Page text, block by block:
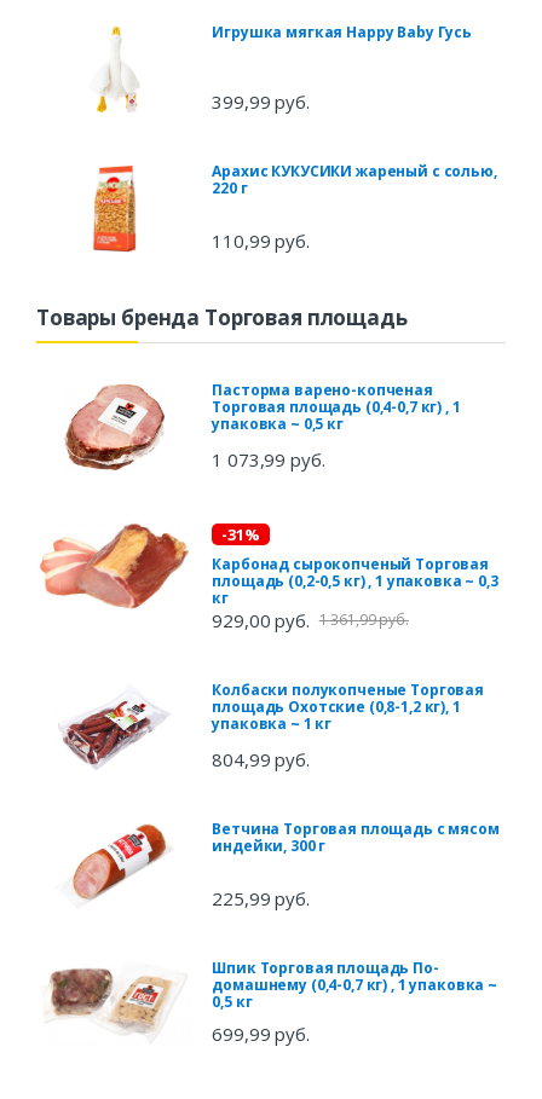
Игрушка мягкая Happy Baby Гусь
399,99 руб.
Арахис КУКУСИКИ жареный с солью,
220 г
110,99 руб.
Товары бренда Торговая площадь
Пасторма варено-копченая
Торговая площадь (0,4-0,7 кг) , 1
упаковка ~ 0,5 кг
1 073,99 руб.
-31%
Карбонад сырокопченый Торговая
площадь (0,2-0,5 кг) , 1 упаковка ~ 0,3
кг
929,00 руб. 1 361,99 руб.
Колбаски полукопченые Торговая
площадь Охотские (0,8-1,2 кг), 1
упаковка ~ 1 кг
804,99 руб.
Ветчина Торговая площадь с мясом
индейки, 300 г
225,99 руб.
Шпик Торговая площадь По-
домашнему (0,4-0,7 кг) , 1 упаковка ~
0,5 кг
699,99 руб.